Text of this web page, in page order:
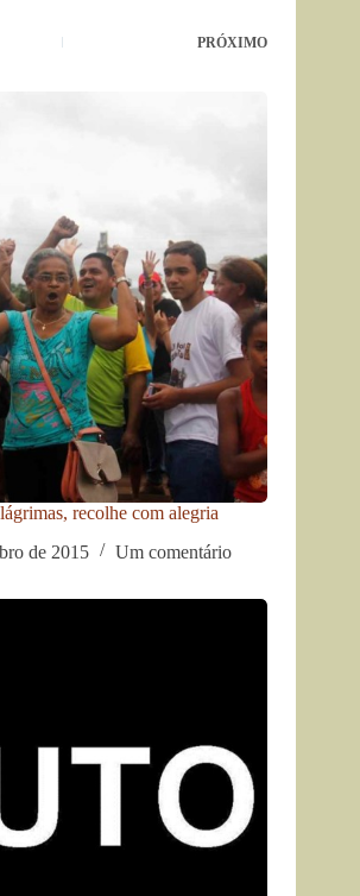
PRÓXIMO
recolhe com alegria
de 2015
Um comentário